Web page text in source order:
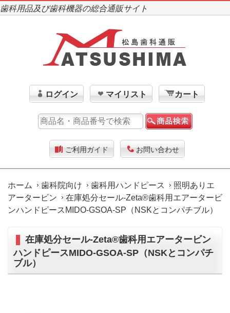
歯科用品及び歯科機器の総合通販サイト
ログイン マイリスト カート
ご利用ガイド お問い合わせ
ホーム 歯科院向け 歯科用ハンドピース
照明ありエ
アータービン
在庫処分セール-Zeta®歯科用エアータービ
ンハンドピースMIDO-GSOA-SP（NSKとコンパチブル）
在庫処分セール-Zeta®歯科用エアータービン
ハンドピースMIDO-GSOA-SP（NSKとコンパチ
ブル）